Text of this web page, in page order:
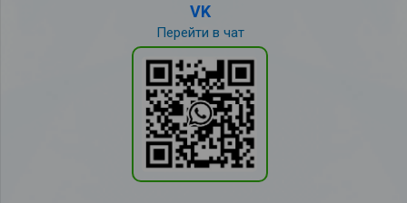
VK
Перейти в чат